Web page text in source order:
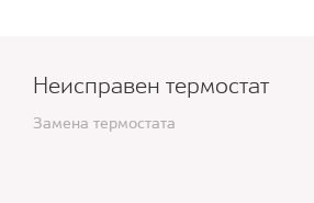
Неисправен термостат
Замена термостата